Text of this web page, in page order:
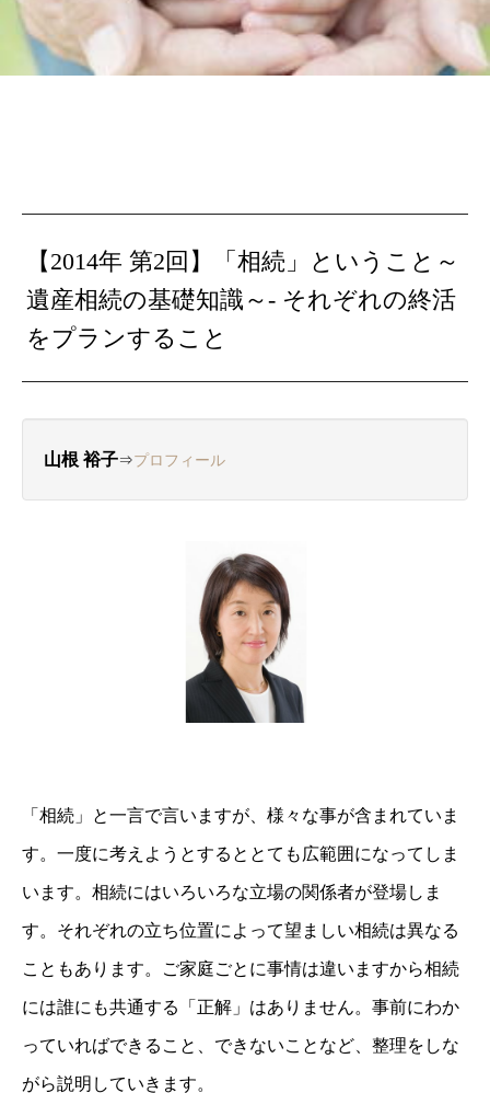
【2014年 第2回】「相続」ということ～
遺産相続の基礎知識～- それぞれの終活
をプランすること
山根 裕子⇒プロフィール
「相続」と一言で言いますが、様々な事が含まれていま
す。一度に考えようとするととても広範囲になってしま
います。相続にはいろいろな立場の関係者が登場しま
す。それぞれの立ち位置によって望ましい相続は異なる
こともあります。ご家庭ごとに事情は違いますから相続
には誰にも共通する「正解」はありません。事前にわか
っていればできること、できないことなど、整理をしな
がら説明していきます。